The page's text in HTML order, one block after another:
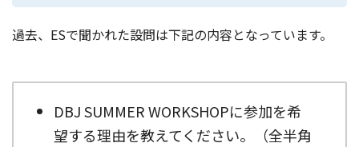
過去、ESで聞かれた設問は下記の内容となっています。
DBJ SUMMER WORKSHOPに参加を希
望する理由を教えてください。（全半角